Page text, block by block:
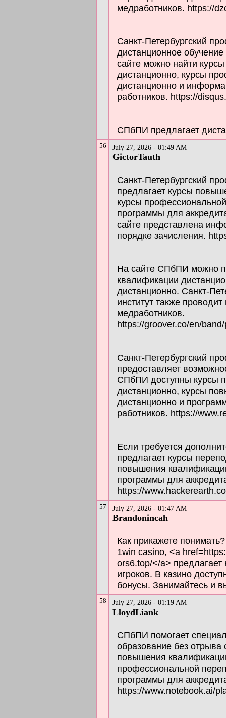
медработников. https://
Санкт-Петербургский
дистанционное
сайте можно найти
дистанционно, курсы
дистанционно и
работников. https://
СПбПИ предлагает
56 July 27, 2026 - 01:49 AM
GictorTauth
Санкт-Петербургский
предлагает курсы
курсы
программы для
сайте представлена
порядке зачисления.
На сайте СПбПИ можно
квалификации
дистанционно. Санкт-
институт также
медработников.
https://groover.co/en/
Санкт-Петербургский
предоставляет
СПбПИ доступны курсы
дистанционно, курсы
дистанционно и
работников. https://
Если требуется
предлагает курсы
повышения
программы для
https://
57 July 27, 2026 - 01:47 AM
Brandonincah
Как прикажете понимать?
1win casino, <a
ors6.top/</a>
игроков. В казино
бонусы. Занимайтесь и
58 July 27, 2026 - 01:19 AM
LloydLiank
СПбПИ помогает
образование без
повышения
профессиональной
программы для
https://www.notebook.ai/